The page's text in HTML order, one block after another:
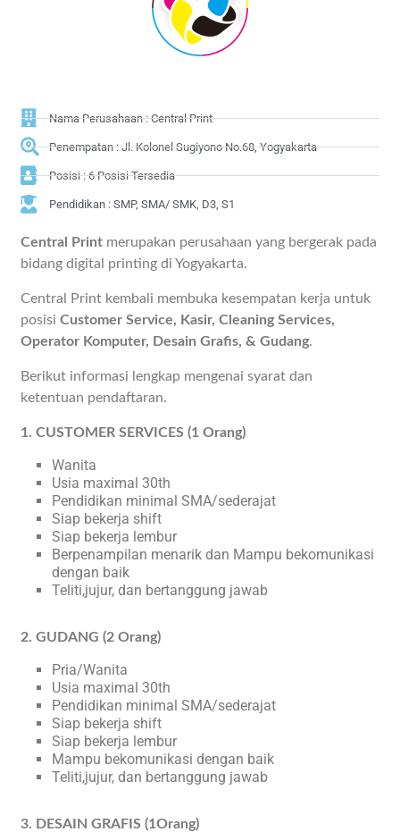
Nama Perusahaan : Central Print
Penempatan : Jl. Kolonel Sugiyono No.68, Yogyakarta
Posisi : 6 Posisi Tersedia
Pendidikan : SMP, SMA/ SMK, D3, S1
Central Print merupakan perusahaan yang bergerak pada
bidang digital printing di Yogyakarta.
Central Print kembali membuka kesempatan kerja untuk
posisiCustomer Service, Kasir, Cleaning Services,
Operator Komputer, Desain Grafis, & Gudang.
Berikut informasi lengkap mengenai syarat dan
ketentuan pendaftaran.
1. CUSTOMER SERVICES (1 Orang)
Wanita
Usia maximal 30th
Pendidikan minimal SMA/sederajat
Siap bekerja shift
Siap bekerja lembur
Berpenampilan menarik dan Mampu bekomunikasi
dengan baik
Teliti,jujur, dan bertanggung jawab
2. GUDANG (2 Orang)
Pria/Wanita
Usia maximal 30th
Pendidikan minimal SMA/sederajat
Siap bekerja shift
Siap bekerja lembur
Mampu bekomunikasi dengan baik
Teliti,jujur, dan bertanggung jawab
3. DESAIN GRAFIS (1Orang)